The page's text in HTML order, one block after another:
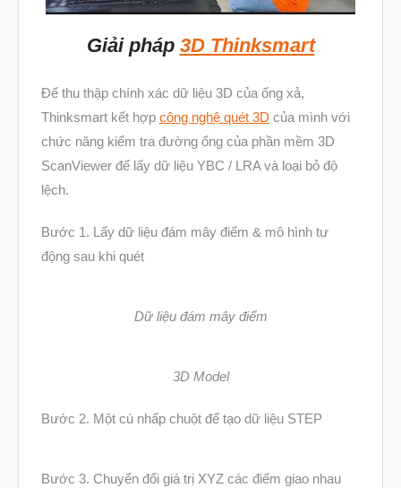
vật liệu in 3D tiếp xúc dầu
vật liệu in 3D kháng dung môi
đọc datasheet vật liệu in 3D
phun hạt mài chi tiết in 3D
Tháng Tám 2026
Tháng Tư 2026
Tháng Hai 2026
Tháng Mười Một 2025
Giải pháp 3D Thinksmart
Để thu thập chính xác dữ liệu 3D của ống xả,
Thinksmart kết hợp công nghệ quét 3D của mình với
chức năng kiểm tra đường ống của phần mềm 3D
ScanViewer để lấy dữ liệu YBC / LRA và loại bỏ độ
lệch.
Bước 1. Lấy dữ liệu đám mây điểm & mô hình tự
động sau khi quét
Dữ liệu đám mây điểm
3D Model
Bước 2. Một cú nhấp chuột để tạo dữ liệu STEP
Bước 3. Chuyển đổi giá trị XYZ các điểm giao nhau